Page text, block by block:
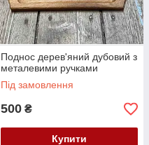
Поднос дерев'яний дубовий з
металевими ручками
Під замовлення
500 ₴
Купити